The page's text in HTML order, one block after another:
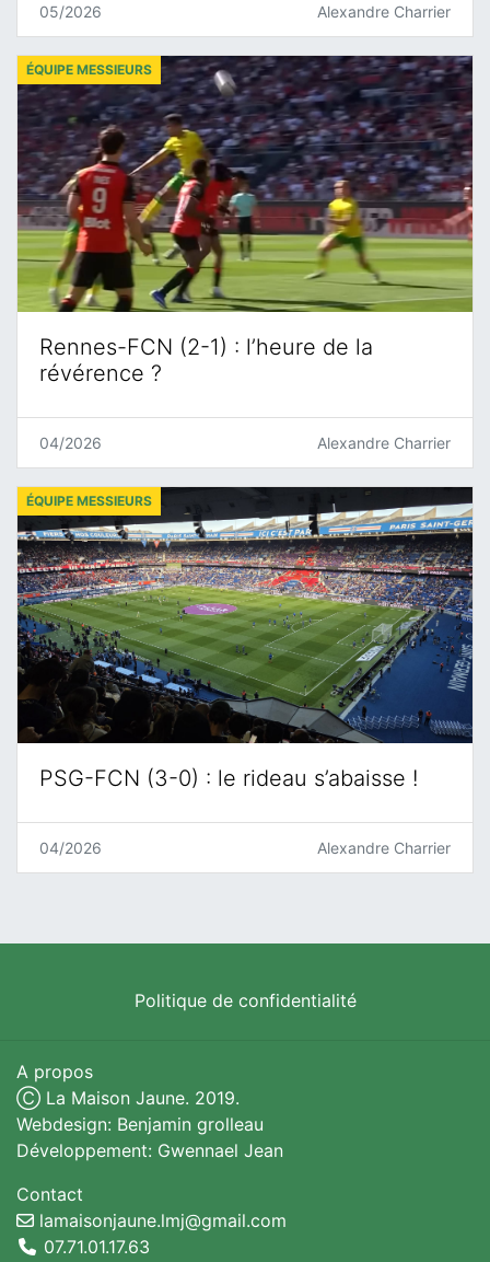
05/2026 Alexandre Charrier
Rennes-FCN (2-1) : l’heure de la
révérence ?
ÉQUIPE MESSIEURS
04/2026 Alexandre Charrier
PSG-FCN (3-0) : le rideau s’abaisse !
ÉQUIPE MESSIEURS
04/2026 Alexandre Charrier
Politique de confidentialité
A propos
Ⓒ La Maison Jaune. 2019.
Webdesign: Benjamin grolleau
Développement: Gwennael Jean
Contact
lamaisonjaune.lmj@gmail.com
07.71.01.17.63